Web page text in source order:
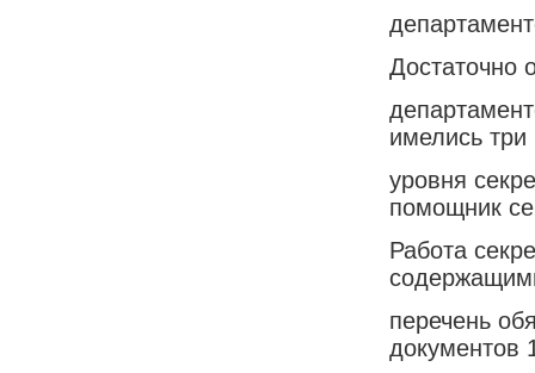
Достаточно
имелись три
уровня
помощник
Работа
перечень
документов